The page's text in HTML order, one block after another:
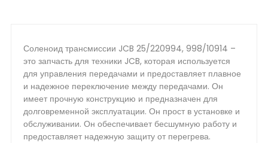
Соленоид трансмиссии JCB 25/220994, 998/10914 –
это запчасть для техники JCB, которая используется
для управления передачами и предоставляет плавное
и надежное переключение между передачами. Он
имеет прочную конструкцию и предназначен для
долговременной эксплуатации. Он прост в установке и
обслуживании. Он обеспечивает бесшумную работу и
предоставляет надежную защиту от перегрева.